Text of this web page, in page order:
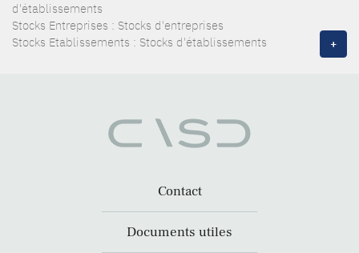
d'établissements
Stocks Entreprises : Stocks d'entreprises
Stocks Etablissements : Stocks d'établissements
+
Contact
Documents utiles